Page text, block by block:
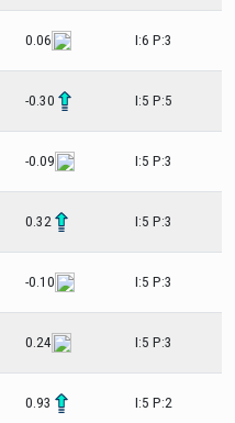
0.06 I:6 P:3
-0.30 I:5 P:5
-0.09 I:5 P:3
0.32 I:5 P:3
-0.10 I:5 P:3
0.24 I:5 P:3
0.93 I:5 P:2